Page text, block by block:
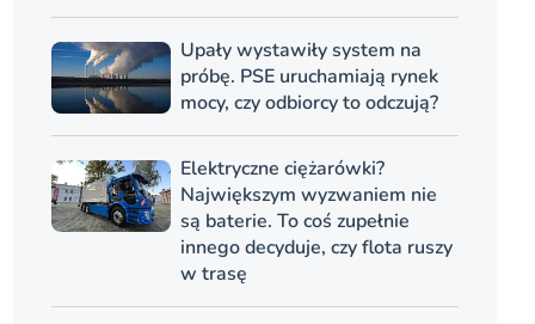
Upały wystawiły system na
próbę. PSE uruchamiają rynek
mocy, czy odbiorcy to odczują?
Elektryczne ciężarówki?
Największym wyzwaniem nie
są baterie. To coś zupełnie
innego decyduje, czy flota ruszy
w trasę